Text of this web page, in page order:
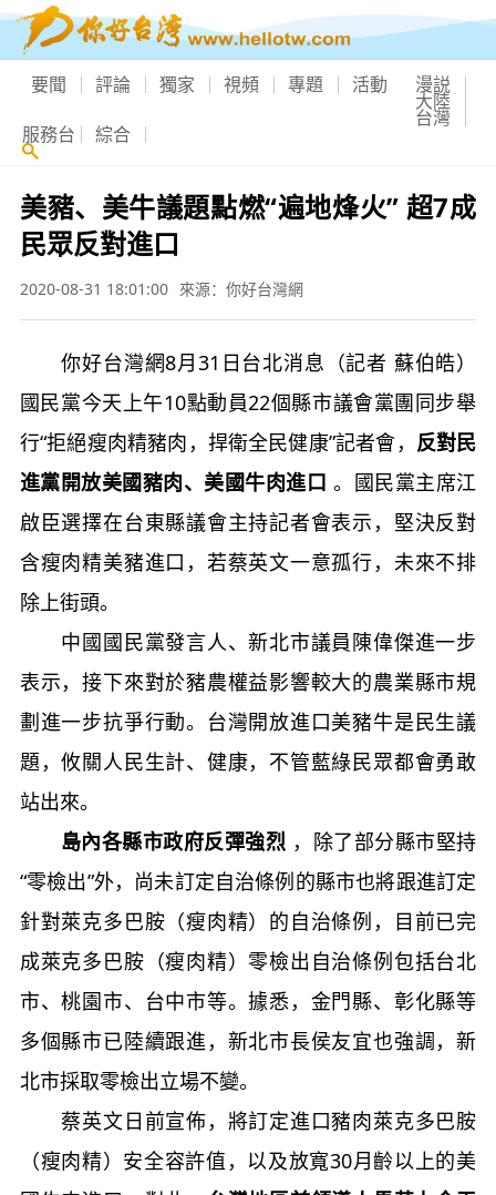
要聞 評論 獨家 視頻 專題 活動 漫説
大陸
台灣
服務台 綜合
美豬、美牛議題點燃“遍地烽火” 超7成
民眾反對進口
2020-08-31 18:01:00 來源：你好台灣網
你好台灣網8月31日台北消息（記者 蘇伯皓）
國民黨今天上午10點動員22個縣市議會黨團同步舉
行“拒絕瘦肉精豬肉，捍衛全民健康”記者會， 反對民
進黨開放美國豬肉、美國牛肉進口 。國民黨主席江
啟臣選擇在台東縣議會主持記者會表示，堅決反對
含瘦肉精美豬進口，若蔡英文一意孤行，未來不排
除上街頭。
中國國民黨發言人、新北市議員陳偉傑進一步
表示，接下來對於豬農權益影響較大的農業縣市規
劃進一步抗爭行動。台灣開放進口美豬牛是民生議
題，攸關人民生計、健康，不管藍綠民眾都會勇敢
站出來。
島內各縣市政府反彈強烈 ，除了部分縣市堅持
“零檢出”外，尚未訂定自治條例的縣市也將跟進訂定
針對萊克多巴胺（瘦肉精）的自治條例，目前已完
成萊克多巴胺（瘦肉精）零檢出自治條例包括台北
市、桃園市、台中市等。據悉，金門縣、彰化縣等
多個縣市已陸續跟進，新北市長侯友宜也強調，新
北市採取零檢出立場不變。
蔡英文日前宣佈，將訂定進口豬肉萊克多巴胺
（瘦肉精）安全容許值，以及放寬30月齡以上的美